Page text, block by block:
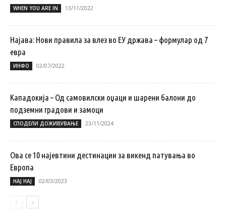
WHEN YOU ARE IN 13/11/2022
Најава: Нови правила за влез во ЕУ држава – формулар од 7
евра
ИНФО 02/07/2022
Кападокија – Од самовилски оџаци и шарени балони до
подземни градови и замоци
СПОДЕЛИ ДОЖИВУВАЊЕ 23/11/2024
Ова се 10 најевтини дестинации за викенд патувањa во
Европа
НАЈ НАЈ 02/03/2023